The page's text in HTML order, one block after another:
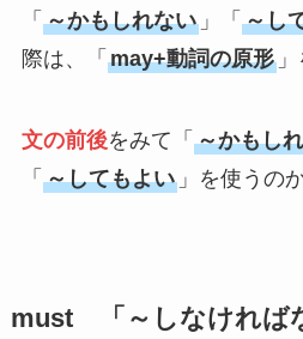
「 ～かもしれない」「 ～し
際は、「 may+動詞の原形」
文の前後をみて「 ～かもし
「 ～してもよい」を使うの
must 「～しなければ